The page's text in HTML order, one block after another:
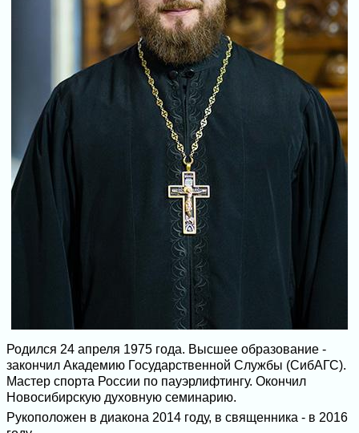
Родился 24 апреля 1975 года. Высшее образование -
закончил Академию Государственной Службы (СибАГС).
Мастер спорта России по пауэрлифтингу. Окончил
Новосибирскую духовную семинарию.
Рукоположен в диакона 2014 году, в священника - в 2016